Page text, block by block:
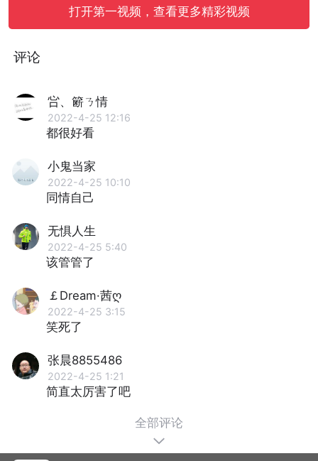
打开第一视频，查看更多精彩视频
评论
吢、簖ㄋ情
2022-4-25 12:16
都很好看
小鬼当家
2022-4-25 10:10
同情自己
无惧人生
2022-4-25 5:40
该管管了
￡Dream·茜ღ
2022-4-25 3:15
笑死了
张晨8855486
2022-4-25 1:21
简直太厉害了吧
全部评论